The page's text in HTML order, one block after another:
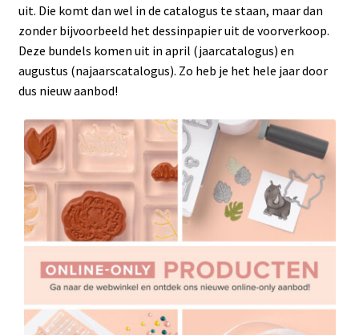
uit. Die komt dan wel in de catalogus te staan, maar dan
zonder bijvoorbeeld het dessinpapier uit de voorverkoop.
Deze bundels komen uit in april (jaarcatalogus) en
augustus (najaarscatalogus). Zo heb je het hele jaar door
dus nieuw aanbod!